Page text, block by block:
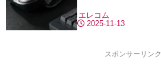
2025-11-13
エレコム
スポンサーリンク